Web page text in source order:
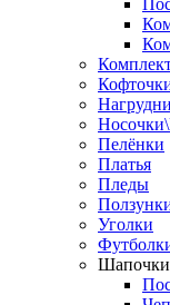
Пелёнки
Платья
Пледы
Уголки
Шапочки